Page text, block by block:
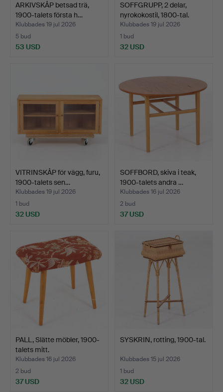
ARKIVSKÅP betsad trä,
1900-talets första h…
Klubbades 19 jul 2026
5 bud
53 USD
SOFFGRUPP, 2 delar,
nyrokokostil, 1800-tal.
Klubbades 19 jul 2026
1 bud
32 USD
VITRINSKÅP för vägg, furu,
1900-talets sen…
Klubbades 19 jul 2026
1 bud
32 USD
SOFFBORD, skiva i teak,
1900-talets andra …
Klubbades 16 jul 2026
2 bud
37 USD
PALL, Slätte möbler, 1900-
talets mitt.
Klubbades 16 jul 2026
2 bud
37 USD
SYSKRIN, rotting, 1900-tal.
Klubbades 15 jul 2026
1 bud
32 USD